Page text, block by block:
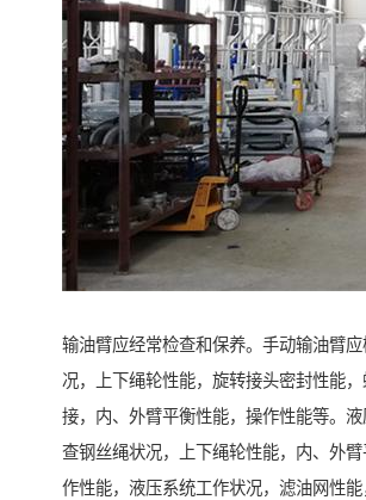
输油臂应经常检查和保养。手动输油臂
况，上下绳轮性能，旋转接头密封性能
接，内、外臂平衡性能，操作性能等。
查钢丝绳状况，上下绳轮性能，内、外
作性能，液压系统工作状况，滤油网性能